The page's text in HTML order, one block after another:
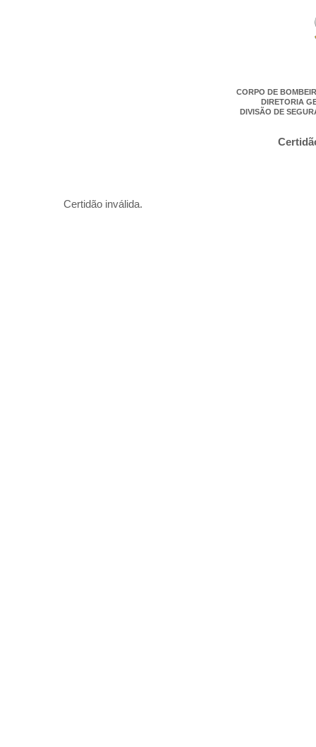
CORPO DE
DIRETORIA
DIVISÃO DE
Certidão inválida.